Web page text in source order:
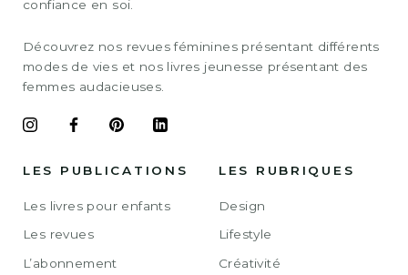
confiance en soi.
Découvrez nos revues féminines présentant différents
modes de vies et nos livres jeunesse présentant des
femmes audacieuses.
LES PUBLICATIONS
Les livres pour enfants
Les revues
L’abonnement
LES RUBRIQUES
Design
Lifestyle
Créativité